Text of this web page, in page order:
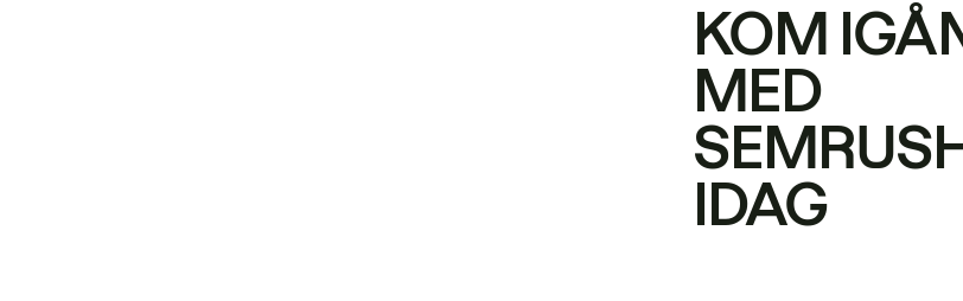
KOM
MED
IDAG